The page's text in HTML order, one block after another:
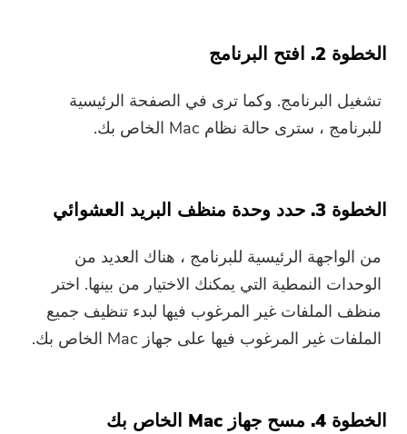
الخطوة 2. افتح البرنامج
تشغيل البرنامج. وكما ترى في الصفحة الرئيسية
للبرنامج ، سترى حالة نظام Mac الخاص بك.
الخطوة 3. حدد وحدة منظف البريد العشوائي
من الواجهة الرئيسية للبرنامج ، هناك العديد من
الوحدات النمطية التي يمكنك الاختيار من بينها. اختر
منظف الملفات غير المرغوب فيها لبدء تنظيف جميع
الملفات غير المرغوب فيها على جهاز Mac الخاص بك.
الخطوة 4. مسح جهاز Mac الخاص بك